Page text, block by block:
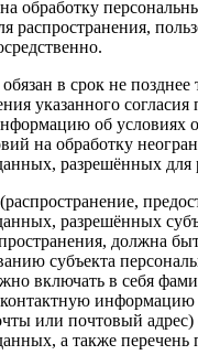
обработку
распространения,
в срок не позднее
указанного согласия
об условиях
на обработку
разрешённых для
разрешённых
должна
субъекта
включать в себя
информацию
или почтовый адрес)
а также